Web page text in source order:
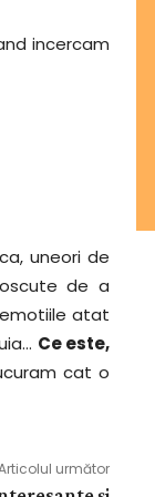
incercam
uneori de
de a
emotiile atat
Ce este,
cat o
următor